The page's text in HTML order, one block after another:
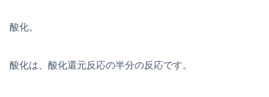
酸化。
酸化は、酸化還元反応の半分の反応です。